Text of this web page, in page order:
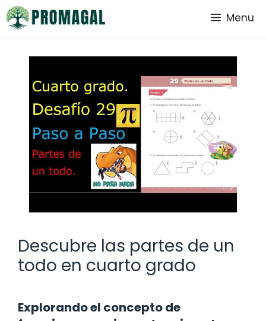
Saltar
al
Menu
Descubre las partes de un
todo en cuarto grado
Explorando el concepto de